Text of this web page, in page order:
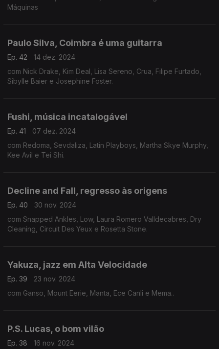
Máquinas
Paulo Silva, Coimbra é uma guitarra
Ep. 42
14 dez. 2024
com Nick Drake, Kim Deal, Lisa Sereno, Crua, Filipe Furtado,
Sibylle Baier e Josephine Foster.
Fushi, música incatalogável
Ep. 41
07 dez. 2024
com Redoma, Sevdaliza, Latin Playboys, Martha Skye Murphy,
Kee Avil e Tei Shi.
Decline and Fall, regresso às origens
Ep. 40
30 nov. 2024
com Snapped Ankles, Low, Laura Romero Valldecabres, Dry
Cleaning, Circuit Des Yeux e Rosetta Stone.
Yakuza, jazz em Alta Velocidade
Ep. 39
23 nov. 2024
com Ganso, Mount Eerie, Manta, Ece Canli e Mema..
P.S. Lucas, o bom vilão
Ep. 38
16 nov. 2024